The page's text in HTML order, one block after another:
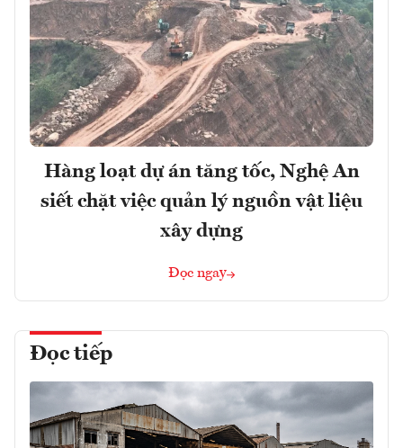
Hàng loạt dự án tăng tốc, Nghệ An
siết chặt việc quản lý nguồn vật liệu
xây dựng
Đọc ngay
Đọc tiếp